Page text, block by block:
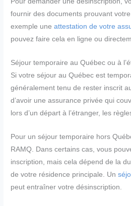
fournir des documents prouvant
exemple uneattestation de votre
pouvez faire cela en ligne ou
Séjour temporaire au Québec ou à
Si votre séjour au Québec est
généralement tenu de rester inscrit
d’avoir une assurance privée qui
lors d’un départ à l’étranger, les
Pour un séjour temporaire hors
RAMQ. Dans certains cas, vous
inscription, mais cela dépend de la
de votre résidence principale. Un
peut entraîner votre désinscription.